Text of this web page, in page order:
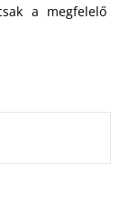
a megfelelő